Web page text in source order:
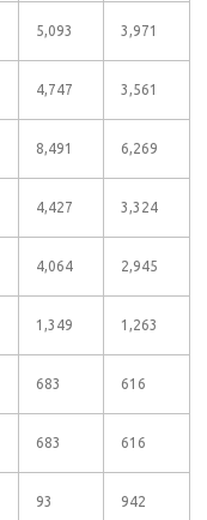
5,093 3,971
4,747 3,561
8,491 6,269
4,427 3,324
4,064 2,945
1,349 1,263
683 616
683 616
93 942